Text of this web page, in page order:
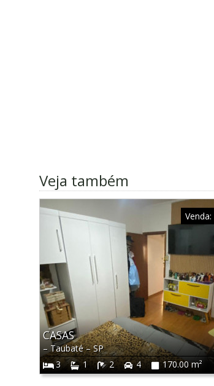
Veja também
CASAS
– Taubaté–SP
3
1 2 4 170.00 m²
Venda: